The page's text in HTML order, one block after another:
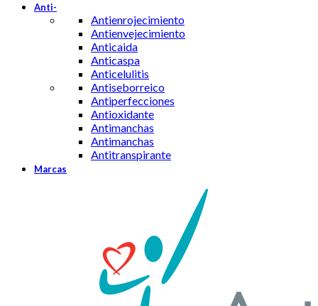
Anti-
Antienrojecimiento
Antienvejecimiento
Anticaida
Anticaspa
Anticelulitis
Antiseborreico
Antiperfecciones
Antioxidante
Antimanchas
Antimanchas
Antitranspirante
Marcas